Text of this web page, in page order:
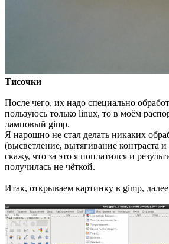
Тисочки
После чего, их надо специально
пользуюсь только linux, то в моём
ламповый gimp.
Я нарошно не стал делать никаких
(высветление, вытягивание контраста и
скажу, что за это я поплатился и
получилась не чёткой.
Итак, открываем картинку в gimp,